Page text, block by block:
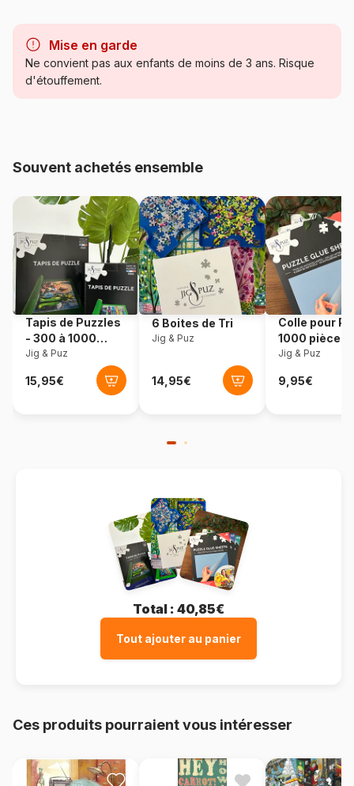
Catégorie
Heye-29602
EAN 4001689296025
Nombre de pièces 1000 pièces
Dimensions 50 x 0 x 70 cm
Mise en garde
Ne convient pas aux enfants de moins de 3 ans. Risque
d'étouffement.
Souvent achetés ensemble
Tapis de Puzzles
- 300 à 1000
pièces
Jig & Puz
6 Boites de Tri
Jig & Puz
Colle pour
1000 pièces
Jig & Puz
Total : 40,85€
Tout ajouter au panier
Ces produits pourraient vous intéresser